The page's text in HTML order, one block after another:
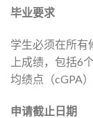
毕业要求
学生必须在所有
上成绩，包括6
均绩点（cGPA
申请截止日期